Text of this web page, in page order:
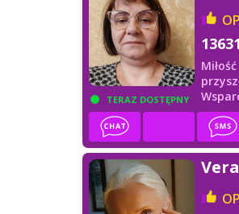
TERAZ DOSTĘPNY
Vera